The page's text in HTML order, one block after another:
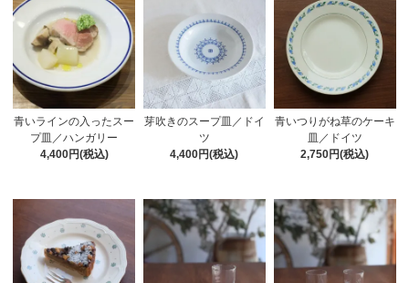
青いラインの入ったスー
プ皿／ハンガリー
4,400円(税込)
芽吹きのスープ皿／ドイ
ツ
4,400円(税込)
青いつりがね草のケーキ
皿／ドイツ
2,750円(税込)